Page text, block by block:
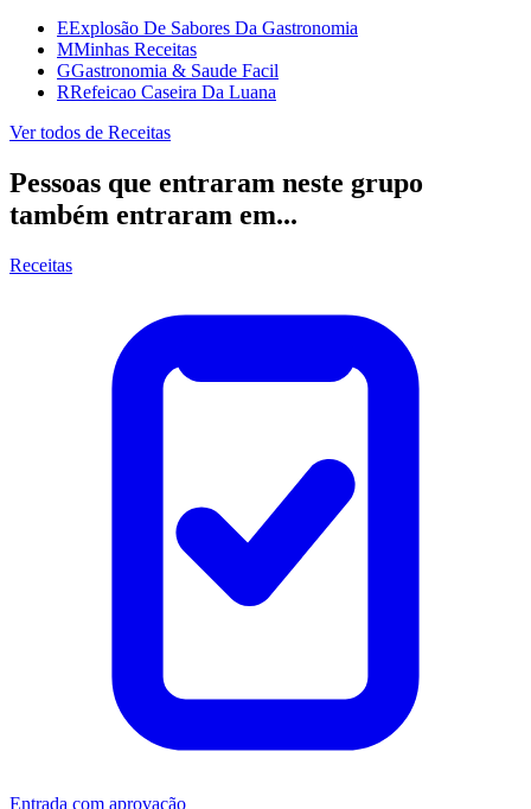
EExplosão De Sabores Da Gastronomia
MMinhas Receitas
GGastronomia & Saude Facil
RRefeicao Caseira Da Luana
Ver todos de Receitas
Pessoas que entraram neste grupo
também entraram em...
Receitas
Entrada com aprovação